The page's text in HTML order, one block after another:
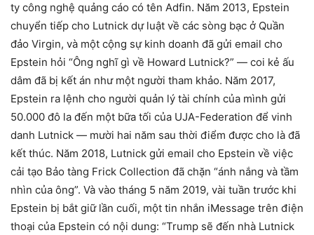
ty công nghệ quảng cáo có tên Adfin. Năm 2013, Epstein
chuyển tiếp cho Lutnick dự luật về các sòng bạc ở Quần
đảo Virgin, và một cộng sự kinh doanh đã gửi email cho
Epstein hỏi “Ông nghĩ gì về Howard Lutnick?” — coi kẻ ấu
dâm đã bị kết án như một người tham khảo. Năm 2017,
Epstein ra lệnh cho người quản lý tài chính của mình gửi
50.000 đô la đến một bữa tối của UJA-Federation để vinh
danh Lutnick — mười hai năm sau thời điểm được cho là đã
kết thúc. Năm 2018, Lutnick gửi email cho Epstein về việc
cải tạo Bảo tàng Frick Collection đã chặn “ánh nắng và tầm
nhìn của ông”. Và vào tháng 5 năm 2019, vài tuần trước khi
Epstein bị bắt giữ lần cuối, một tin nhắn iMessage trên điện
thoại của Epstein có nội dung: “Trump sẽ đến nhà Lutnick